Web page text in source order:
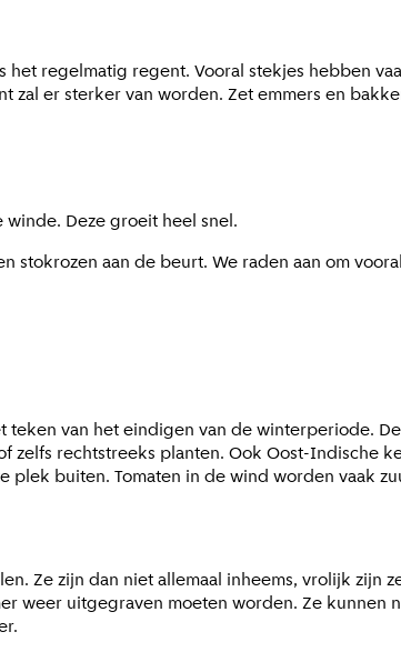
regelmatig regent. Vooral stekjes hebben
er sterker van worden. Zet emmers en
Deze groeit heel snel.
aan de beurt. We raden aan om
van het eindigen van de winterperiode.
rechtstreeks planten. Ook Oost-Indische
plek buiten. Tomaten in de wind worden vaak
Ze zijn dan niet allemaal inheems, vrolijk zijn
weer uitgegraven moeten worden. Ze kunnen